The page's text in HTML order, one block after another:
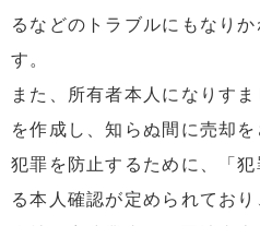
るなどのトラブルにもなり
す。
また、所有者本人になりす
を作成し、知らぬ間に売却
犯罪を防止するために、「
る本人確認が定められてお